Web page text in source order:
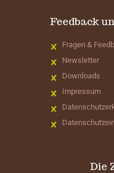
Feedback
Fragen &
Newsletter
Downloads
Impressum
Die